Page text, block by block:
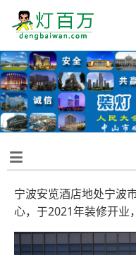

宁波安览酒店地处宁波
心，于2021年装修开业